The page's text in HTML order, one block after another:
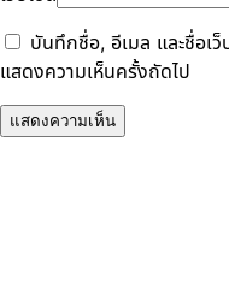
บันทึกชื่อ, อีเมล และชื่อเ
แสดงความเห็นครั้งถัดไป